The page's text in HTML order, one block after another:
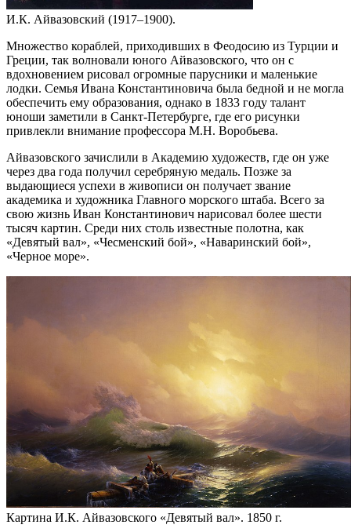
И.К. Айвазовский (1917–1900).
Множество кораблей, приходивших в Феодосию из Турции и
Греции, так волновали юного Айвазовского, что он с
вдохновением рисовал огромные парусники и маленькие
лодки. Семья Ивана Константиновича была бедной и не могла
обеспечить ему образования, однако в 1833 году талант
юноши заметили в Санкт-Петербурге, где его рисунки
привлекли внимание профессора М.Н. Воробьева.
Айвазовского зачислили в Академию художеств, где он уже
через два года получил серебряную медаль. Позже за
выдающиеся успехи в живописи он получает звание
академика и художника Главного морского штаба. Всего за
свою жизнь Иван Константинович нарисовал более шести
тысяч картин. Среди них столь известные полотна, как
«Девятый вал», «Чесменский бой», «Наваринский бой»,
«Черное море».
Картина И.К. Айвазовского «Девятый вал». 1850 г.